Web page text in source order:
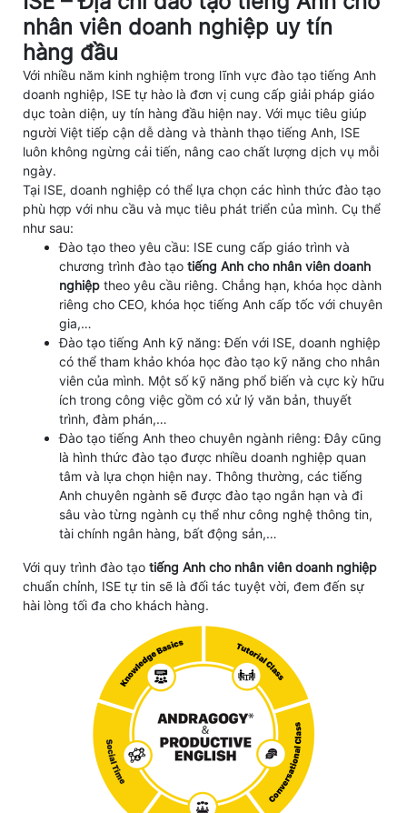
nhân viên doanh nghiệp uy tín
hàng đầu
Với nhiều năm kinh nghiệm trong lĩnh vực đào tạo tiếng Anh
doanh nghiệp, ISE tự hào là đơn vị cung cấp giải pháp giáo
dục toàn diện, uy tín hàng đầu hiện nay. Với mục tiêu giúp
người Việt tiếp cận dễ dàng và thành thạo tiếng Anh, ISE
luôn không ngừng cải tiến, nâng cao chất lượng dịch vụ mỗi
ngày.
Tại ISE, doanh nghiệp có thể lựa chọn các hình thức đào tạo
phù hợp với nhu cầu và mục tiêu phát triển của mình. Cụ thể
như sau:
Đào tạo theo yêu cầu: ISE cung cấp giáo trình và
chương trình đào tạo tiếng Anh cho nhân viên doanh
nghiệp theo yêu cầu riêng. Chẳng hạn, khóa học dành
riêng cho CEO, khóa học tiếng Anh cấp tốc với chuyên
gia,…
Đào tạo tiếng Anh kỹ năng: Đến với ISE, doanh nghiệp
có thể tham khảo khóa học đào tạo kỹ năng cho nhân
viên của mình. Một số kỹ năng phổ biến và cực kỳ hữu
ích trong công việc gồm có xử lý văn bản, thuyết
trình, đàm phán,…
Đào tạo tiếng Anh theo chuyên ngành riêng: Đây cũng
là hình thức đào tạo được nhiều doanh nghiệp quan
tâm và lựa chọn hiện nay. Thông thường, các tiếng
Anh chuyên ngành sẽ được đào tạo ngắn hạn và đi
sâu vào từng ngành cụ thể như công nghệ thông tin,
tài chính ngân hàng, bất động sản,…
Với quy trình đào tạo tiếng Anh cho nhân viên doanh nghiệp
chuẩn chỉnh, ISE tự tin sẽ là đối tác tuyệt vời, đem đến sự
hài lòng tối đa cho khách hàng.